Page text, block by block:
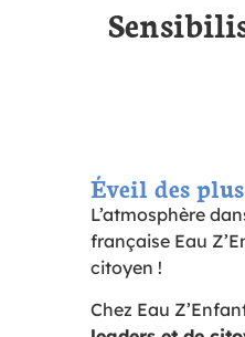
Éveil des
L’atmosphère
française Eau
citoyen !
Chez Eau